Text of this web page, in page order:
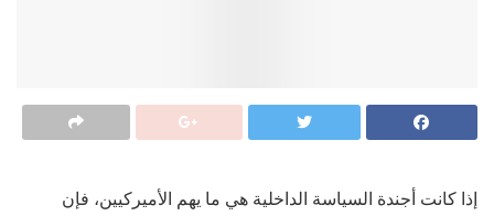
إذا كانت أجندة السياسة الداخلية هي ما يهم الأميركيين، فإن